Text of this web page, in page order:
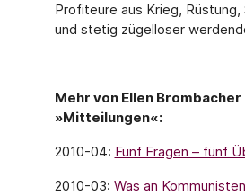
Profiteure aus Krieg, Rüstung,
und stetig zügelloser
Mehr von Ellen Brombacher
»Mitteilungen«:
2010-04: Fünf Fragen – fünf
2010-03: Was an